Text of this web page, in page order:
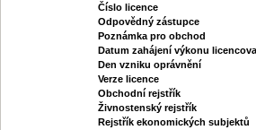
Číslo licence
Odpovědný zástupce
Poznámka pro obchod
Datum zahájení výkonu
Den vzniku oprávnění
Verze licence
Obchodní rejstřík
Živnostenský rejstřík
Rejstřík ekonomických subjektů